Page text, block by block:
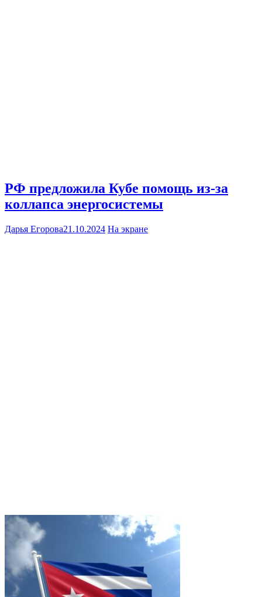
РФ предложила Кубе помощь из-за
коллапса энергосистемы
Дарья Егорова21.10.2024 На экране